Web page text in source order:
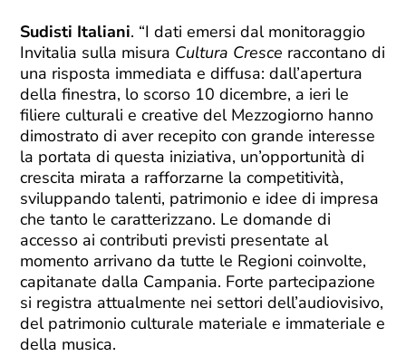
Sudisti Italiani. “I dati emersi dal monitoraggio
Invitalia sulla misura Cultura Cresce raccontano di
una risposta immediata e diffusa: dall’apertura
della finestra, lo scorso 10 dicembre, a ieri le
filiere culturali e creative del Mezzogiorno hanno
dimostrato di aver recepito con grande interesse
la portata di questa iniziativa, un’opportunità di
crescita mirata a rafforzarne la competitività,
sviluppando talenti, patrimonio e idee di impresa
che tanto le caratterizzano. Le domande di
accesso ai contributi previsti presentate al
momento arrivano da tutte le Regioni coinvolte,
capitanate dalla Campania. Forte partecipazione
si registra attualmente nei settori dell’audiovisivo,
del patrimonio culturale materiale e immateriale e
della musica.